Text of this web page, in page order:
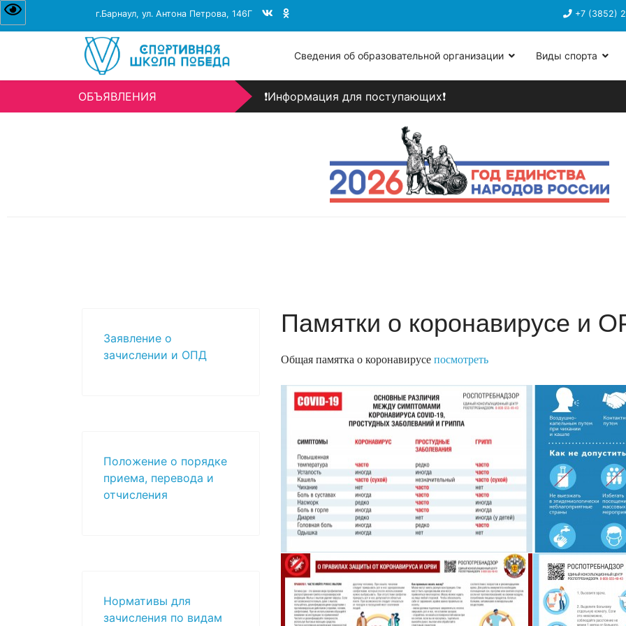
г.Барнаул, ул. Антона Петрова, 146Г +7 (3852)
Сведения об образовательной организации Виды спорта
ОБЪЯВЛЕНИЯ
❗Информация для поступающих❗
День открытых дверей!!!
Заявление о
зачислении и ОПД
Положение о порядке
приема, перевода и
отчисления
Нормативы для
зачисления по видам
Памятки о коронавирусе и
Общая памятка о коронавирусе посмотреть